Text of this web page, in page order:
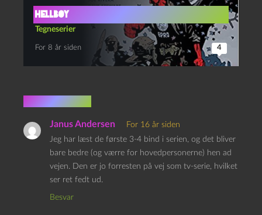
Hellboy
Tegneserier
For 8 år siden 4
1 kommentar
Janus Andersen
For 16 år siden
Jeg har læst de første 3-4 bind i serien, og det bliver
bare bedre (og værre for hovedpersonerne) hen ad
vejen. Den er jo forresten på vej som tv-serie, hvilket
ser ret fedt ud.
Besvar